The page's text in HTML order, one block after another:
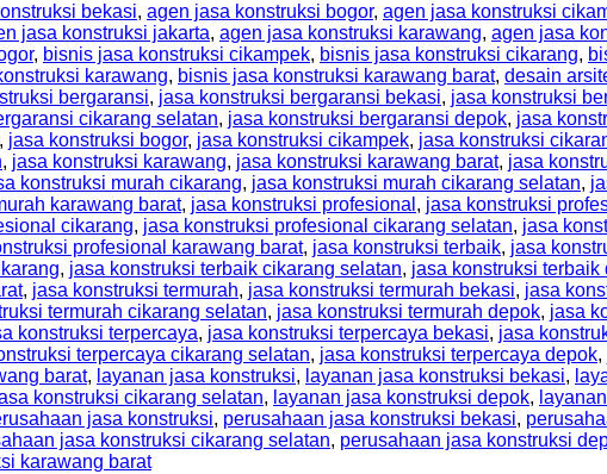
bekasi, agen jasa konstruksi bogor, agen jasa konstruksi
jasa konstruksi jakarta, agen jasa konstruksi karawang, agen jasa
, bisnis jasa konstruksi cikampek, bisnis jasa konstruksi cikarang,
karawang, bisnis jasa konstruksi karawang barat, desain
bergaransi, jasa konstruksi bergaransi bekasi, jasa konstruksi
cikarang selatan, jasa konstruksi bergaransi depok, jasa
, jasa konstruksi bogor, jasa konstruksi cikampek, jasa konstruksi
, jasa konstruksi karawang, jasa konstruksi karawang barat, jasa
konstruksi murah cikarang, jasa konstruksi murah cikarang selatan,
karawang barat, jasa konstruksi profesional , jasa konstruksi
cikarang, jasa konstruksi profesional cikarang selatan, jasa
profesional karawang barat, jasa konstruksi terbaik, jasa
, jasa konstruksi terbaik cikarang selatan, jasa konstruksi terbaik
, jasa konstruksi termurah, jasa konstruksi termurah bekasi, jasa
termurah cikarang selatan, jasa konstruksi termurah depok, jasa
konstruksi terpercaya, jasa konstruksi terpercaya bekasi, jasa
terpercaya cikarang selatan, jasa konstruksi terpercaya depok,
barat, layanan jasa konstruksi, layanan jasa konstruksi bekasi,
konstruksi cikarang selatan, layanan jasa konstruksi depok,
jasa konstruksi, perusahaan jasa konstruksi bekasi,
jasa konstruksi cikarang selatan, perusahaan jasa konstruksi
karawang barat